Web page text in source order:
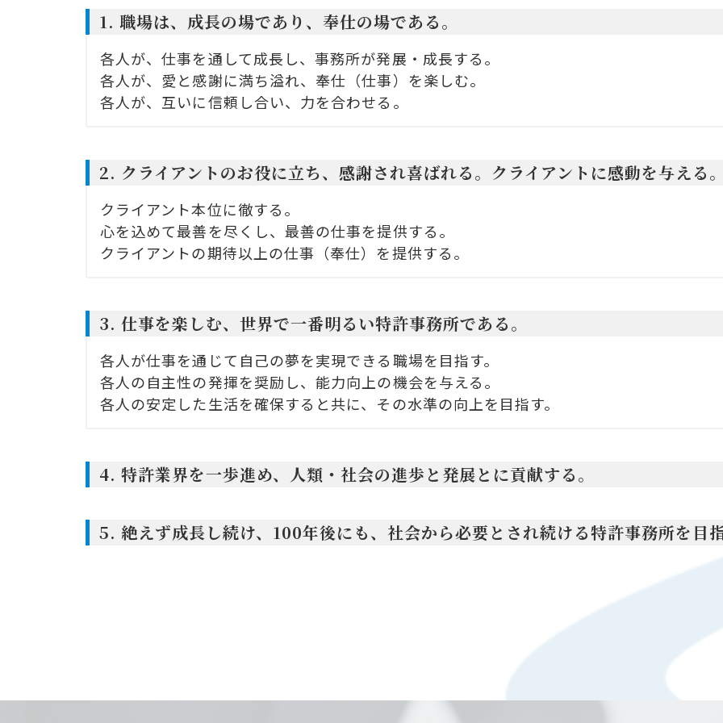
1. 職場は、成長の場であり、奉仕の場である。
各人が、仕事を通して成長し、事務所が発展・成長する。
各人が、愛と感謝に満ち溢れ、奉仕（仕事）を楽しむ。
各人が、互いに信頼し合い、力を合わせる。
2. クライアントのお役に立ち、感謝され喜ばれる。クライアントに感動を与える
クライアント本位に徹する。
心を込めて最善を尽くし、最善の仕事を提供する。
クライアントの期待以上の仕事（奉仕）を提供する。
3. 仕事を楽しむ、世界で一番明るい特許事務所である。
各人が仕事を通じて自己の夢を実現できる職場を目指す。
各人の自主性の発揮を奨励し、能力向上の機会を与える。
各人の安定した生活を確保すると共に、その水準の向上を目指す。
4. 特許業界を一歩進め、人類・社会の進歩と発展とに貢献する。
5. 絶えず成長し続け、100年後にも、社会から必要とされ続ける特許事務所を目